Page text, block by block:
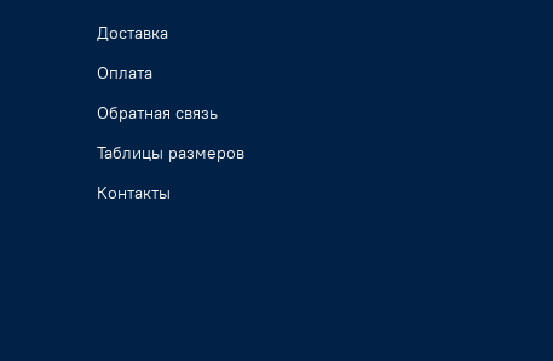
Доставка
Оплата
Обратная связь
Таблицы размеров
Контакты